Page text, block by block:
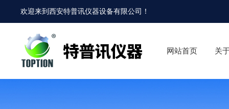
欢迎来到西安特普讯仪器设备有限公司 ！
网站首页 关